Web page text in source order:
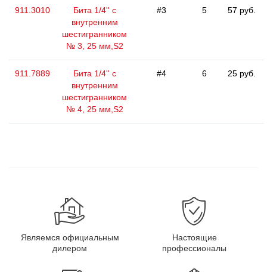
911.3010
Бита 1/4'' с
внутренним
шестигранником
№ 3, 25 мм,S2
#3 5 57 руб.
911.7889
Бита 1/4'' с
внутренним
шестигранником
№ 4, 25 мм,S2
#4 6 25 руб.
Являемся официальным
дилером
Настоящие
профессионалы